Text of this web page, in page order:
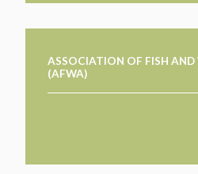
ASSOCIATION OF FISH AND
(AFWA)